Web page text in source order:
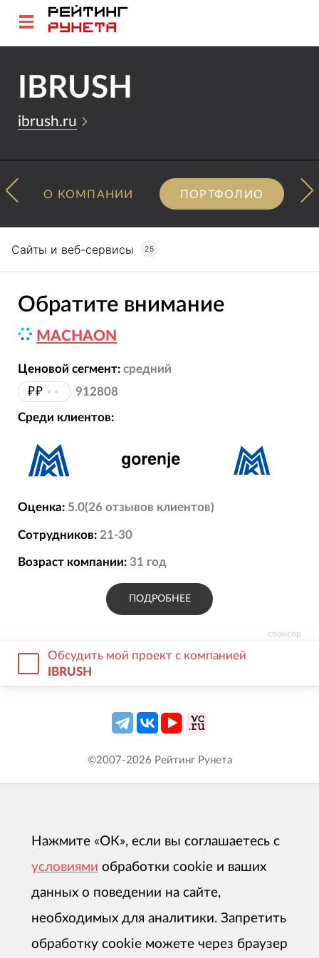
IBRUSH
ibrush.ru
О КОМПАНИИ ПОРТФОЛИО
Сайты и веб-сервисы 25
спонсор
Обратите внимание
MACHAON
Ценовой сегмент: средний
₽₽ •• 912808
Среди клиентов:
Оценка: 5.0(26 отзывов клиентов)
Сотрудников: 21-30
Возраст компании: 31 год
ПОДРОБНЕЕ
Обсудить мой проект с компанией
IBRUSH
©2007-2026 Рейтинг Рунета
Нажмите «ОК», если вы соглашаетесь с
условиями обработки cookie и ваших
данных о поведении на сайте,
необходимых для аналитики. Запретить
обработку cookie можете через браузер